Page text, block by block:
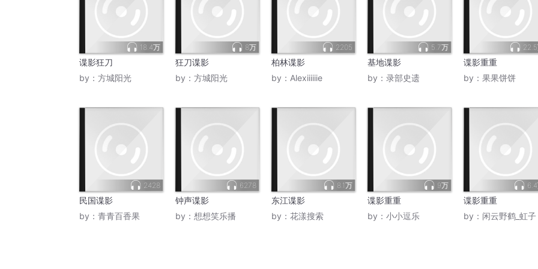
18.4万
谍影狂刀
by： 方城阳光
8万
狂刀谍影
by： 方城阳光
2205
柏林谍影
by： Alexiiiiiie
5.7万
基地谍影
by： 录部史遗
谍影重重
by： 果果饼饼
2428
民国谍影
by： 青青百香果
6278
钟声谍影
by： 想想笑乐播
8.1万
东江谍影
by： 花漾搜索
9万
谍影重重
by： 小小逗乐
谍影重重
by： 闲云野鹤_虹子